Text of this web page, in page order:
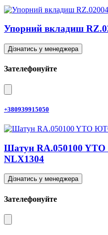
Упорний вкладиш
Дізнатись у менеджера
Зателефонуйте
+380939915050
Шатун RA.050100
NLX1304
Дізнатись у менеджера
Зателефонуйте